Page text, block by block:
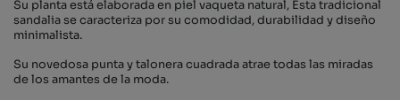
Su planta está elaborada en piel vaqueta natural, Esta tradicional
sandalia se caracteriza por su comodidad, durabilidad y diseño
minimalista.
Su novedosa punta y talonera cuadrada atrae todas las miradas
de los amantes de la moda.